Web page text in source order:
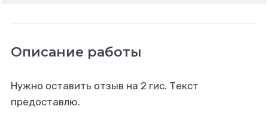
Описание работы
Нужно оставить отзыв на 2 гис. Текст
предоставлю.